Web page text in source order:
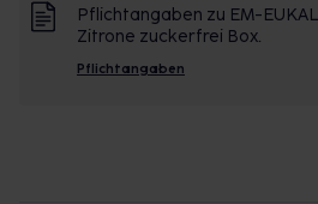
Pflichtangaben zu EM-
Zitrone zuckerfrei Box.
Pflichtangaben